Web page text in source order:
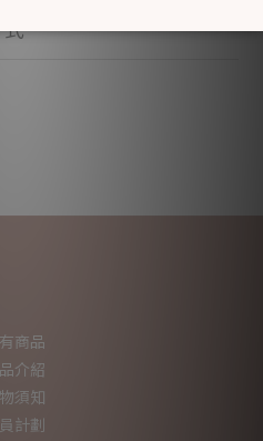
式
商品
介紹
須知
計劃